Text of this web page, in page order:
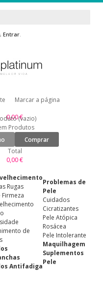
Entrar.
Marcar a página
0,00 €(vazio)
Produtos
Comprar
Total
0,00 €
Rugas
Firmeza
de
Antifadiga
Problemas de
Pele
Cuidados
Cicratizantes
Pele Atópica
Rosácea
Pele Intolerante
Maquilhagem
Suplementos
Pele